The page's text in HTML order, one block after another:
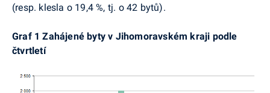
(resp. klesla o 19,4 %, tj. o 42 bytů).
Graf 1 Zahájené byty v Jihomoravském kraji podle
čtvrtletí